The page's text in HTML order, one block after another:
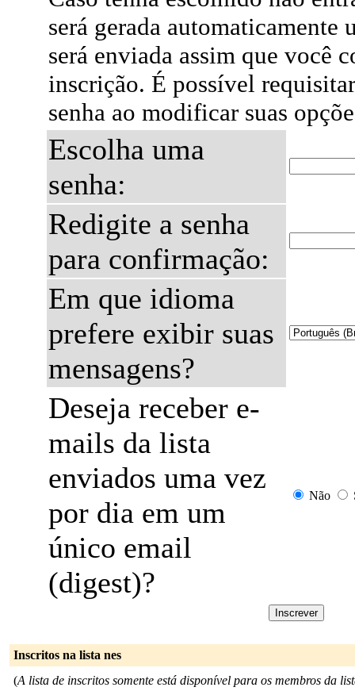
será gerada automaticamente
será enviada assim que você
inscrição. É possível
senha ao modificar suas
Escolha uma
senha:
Redigite a senha
para confirmação:
Em que idioma
prefere exibir suas
mensagens?
Deseja receber e-
mails da lista
enviados uma vez
por dia em um
único email
(digest)?
Não
Inscritos na lista nes
(A lista de inscritos somente está disponível para os membros da